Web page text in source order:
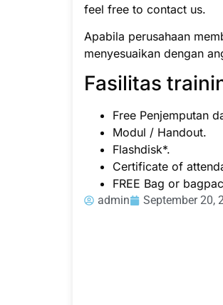
feel free to contact us.
Apabila perusahaan
menyesuaikan dengan
Fasilitas
Free Penjemputan
Modul / Handout.
Flashdisk*.
Certificate of
FREE Bag or
admin September 20,